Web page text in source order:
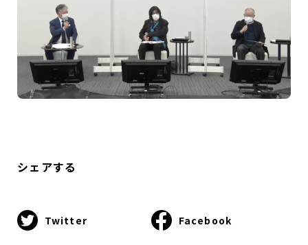
シェアする
Twitter Facebook